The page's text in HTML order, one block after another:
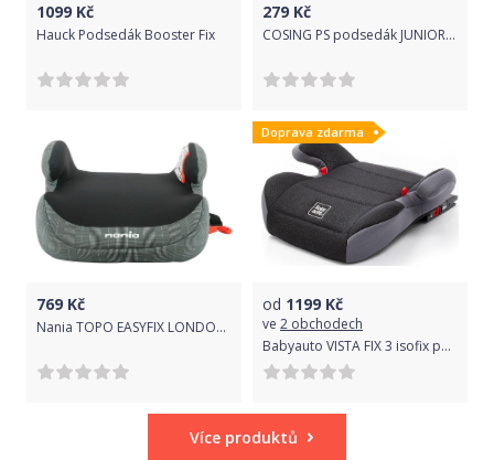
1099 Kč
Hauck Podsedák Booster Fix
279 Kč
COSING PS podsedák JUNIOR 2022 - sv. modrá
769 Kč
Nania TOPO EASYFIX LONDON GREY 2020
Doprava zdarma
od 1199 Kč
ve 2 obchodech
Babyauto VISTA FIX 3 isofix podsedák 2021 Black
Více produktů